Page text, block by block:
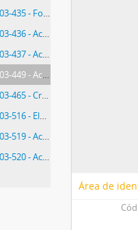
el Centro de Detención El Olimpo
de Seguridad Federal
Posadas - El Chalet
de Mecánica de la Armada
de Mecánica de la Armada (ESMA)
en jurisdicción de la Provincia de Córdoba
de Lomas de Torito
de La Perla
Área de